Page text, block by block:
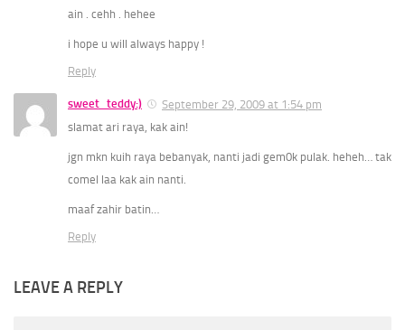
ain . cehh . hehee
i hope u will always happy !
Reply
sweet_teddy:)
September 29, 2009 at 1:54 pm
slamat ari raya, kak ain!
jgn mkn kuih raya bebanyak, nanti jadi gem0k pulak. heheh… tak
comel laa kak ain nanti.
maaf zahir batin…
Reply
LEAVE A REPLY